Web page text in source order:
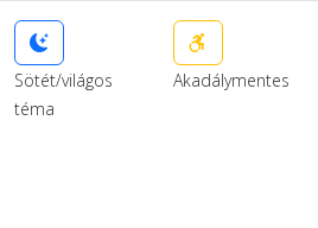
Sötét/világos
téma
Akadálymentes